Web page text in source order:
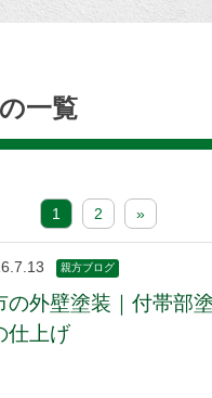
一覧
1 2 »
親方ブログ
の外壁塗装｜付帯部
仕上げ